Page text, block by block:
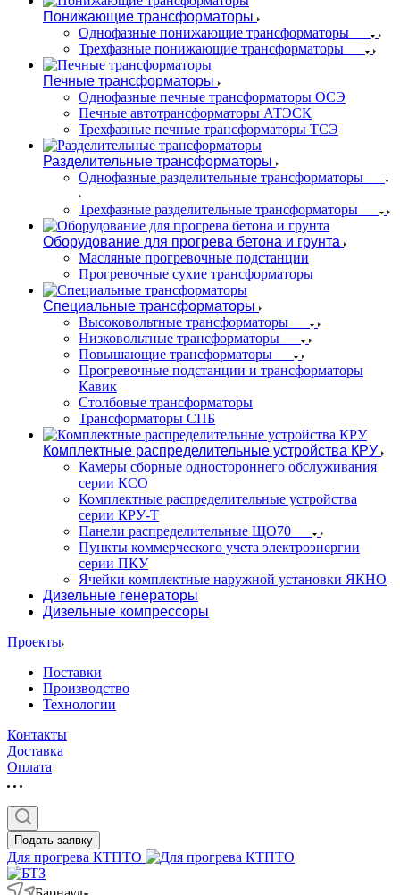
Понижающие трансформаторы
Однофазные понижающие трансформаторы
Трехфазные понижающие трансформаторы
Печные трансформаторы
Однофазные печные трансформаторы ОСЭ
Печные автотрансформаторы АТЭСК
Трехфазные печные трансформаторы ТСЭ
Разделительные трансформаторы
Однофазные разделительные трансформаторы
Трехфазные разделительные трансформаторы
Оборудование для прогрева бетона и грунта
Масляные прогревочные подстанции
Прогревочные сухие трансформаторы
Специальные трансформаторы
Высоковольтные трансформаторы
Низковольтные трансформаторы
Повышающие трансформаторы
Прогревочные подстанции и трансформаторы
Кавик
Столбовые трансформаторы
Трансформаторы СПБ
Комплектные распределительные устройства КРУ
Камеры сборные одностороннего обслуживания
серии КСО
Комплектные распределительные устройства
серии КРУ-Т
Панели распределительные ЩО70
Пункты коммерческого учета электроэнергии
серии ПКУ
Ячейки комплектные наружной установки ЯКНО
Дизельные генераторы
Дизельные компрессоры
Проекты
Поставки
Производство
Технологии
Контакты
Доставка
Оплата
Подать заявку
Для прогрева КТПТО